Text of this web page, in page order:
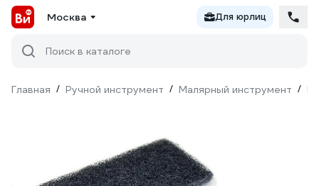
Москва Для юрлиц
Поиск в каталоге
Главная / Ручной инструмент / Малярный инструмент /